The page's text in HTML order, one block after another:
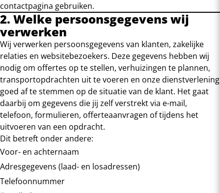
contactpagina gebruiken.
2. Welke persoonsgegevens wij
verwerken
Wij verwerken persoonsgegevens van klanten, zakelijke
relaties en websitebezoekers. Deze gegevens hebben wij
nodig om offertes op te stellen, verhuizingen te plannen,
transportopdrachten uit te voeren en onze dienstverlening
goed af te stemmen op de situatie van de klant. Het gaat
daarbij om gegevens die jij zelf verstrekt via e-mail,
telefoon, formulieren, offerteaanvragen of tijdens het
uitvoeren van een opdracht.
Dit betreft onder andere:
Voor- en achternaam
Adresgegevens (laad- en losadressen)
Telefoonnummer